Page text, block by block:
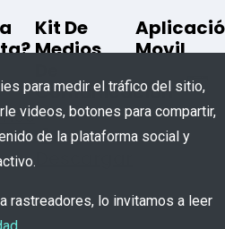
Kit De
Medios
Comunicación
Movil
para medir el tráfico del sitio,
videos, botones para compartir,
de la plataforma social y
rastreadores, lo invitamos a leer